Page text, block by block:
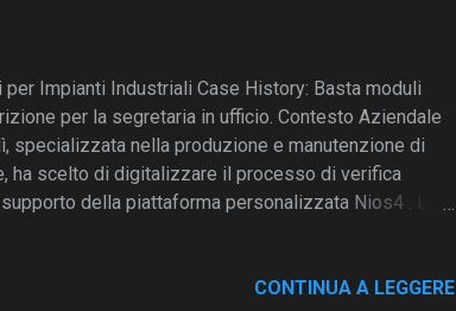
Impianti Industriali Case History: Basta moduli
per la segretaria in ufficio. Contesto Aziendale
specializzata nella produzione e manutenzione di
ha scelto di digitalizzare il processo di verifica
della piattaforma personalizzata Nios4 . La
la raccolta dati, la firma e l'archiviazione. La
CONTINUA A LEGGERE